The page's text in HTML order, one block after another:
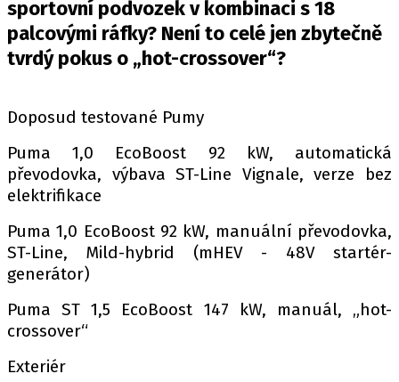
PIT LANE
ČEŠI V AKCI
MEZINÁRODNÍ SCÉNA
SLEDUJTE NÁS NA
Máte příběh, fotku nebo video?
Pošlete e-mail na autoroad.cz
ETICKÝ KODEX
sportovní podvozek v kombinaci s 18
palcovými ráfky? Není to celé jen zbytečně
tvrdý pokus o „hot-crossover“?
Doposud testované Pumy
Puma 1,0 EcoBoost 92 kW, automatická
převodovka, výbava ST-Line Vignale, verze bez
elektrifikace
Puma 1,0 EcoBoost 92 kW, manuální převodovka,
ST-Line, Mild-hybrid (mHEV - 48V startér-
generátor)
Puma ST 1,5 EcoBoost 147 kW, manuál, „hot-
crossover“
Exteriér